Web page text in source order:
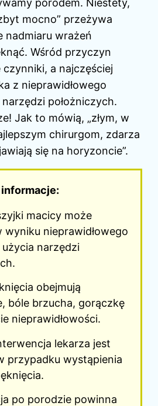
porodem. Niestety,
mocno” przeżywa
nadmiaru wrażeń
Wśród przyczyn
a najczęściej
z nieprawidłowego
położniczych.
Jak to mówią, „złym, w
chirurgom, zdarza
się na horyzoncie”.
macicy może
wyniku nieprawidłowego
narzędzi
obejmują
bóle brzucha, gorączkę
nieprawidłowości.
lekarza jest
przypadku wystąpienia
po porodzie powinna